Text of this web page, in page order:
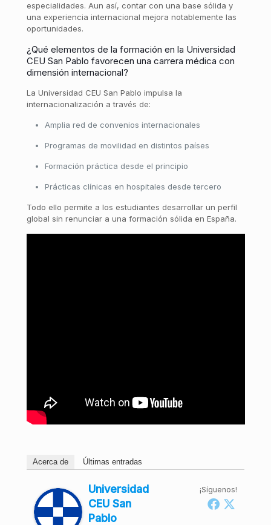
especialidades. Aun así, contar con una base sólida y
una experiencia internacional mejora notablemente las
oportunidades.
¿Qué elementos de la formación en la Universidad
CEU San Pablo favorecen una carrera médica con
dimensión internacional?
La Universidad CEU San Pablo impulsa la
internacionalización a través de:
Amplia red de convenios internacionales
Programas de movilidad en distintos países
Formación práctica desde el principio
Prácticas clínicas en hospitales desde tercero
Todo ello permite a los estudiantes desarrollar un perfil
global sin renunciar a una formación sólida en España.
Acerca de Últimas entradas
¡Síguenos!
Universidad
CEU San
Pablo